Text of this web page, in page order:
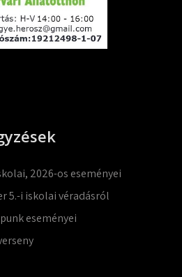
2026-os eseményei
5.-i iskolai véradásról
eseményei